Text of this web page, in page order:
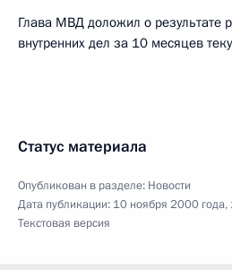
Глава МВД доложил о результате
внутренних дел за 10 месяцев
Статус материала
Опубликован в разделе: Новости
Дата публикации: 10 ноября 2000 года,
Текстовая версия